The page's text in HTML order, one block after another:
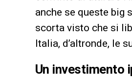
anche se queste big
scorta visto che si
Italia, d’altronde, le
Un investimento